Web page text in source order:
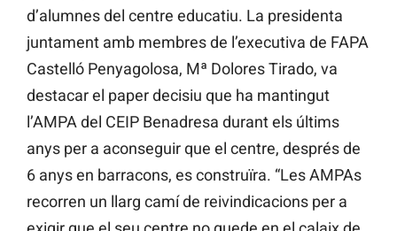
d’alumnes del centre educatiu. La presidenta
juntament amb membres de l’executiva de FAPA
Castelló Penyagolosa, Mª Dolores Tirado, va
destacar el paper decisiu que ha mantingut
l’AMPA del CEIP Benadresa durant els últims
anys per a aconseguir que el centre, després de
6 anys en barracons, es construïra. “Les AMPAs
recorren un llarg camí de reivindicacions per a